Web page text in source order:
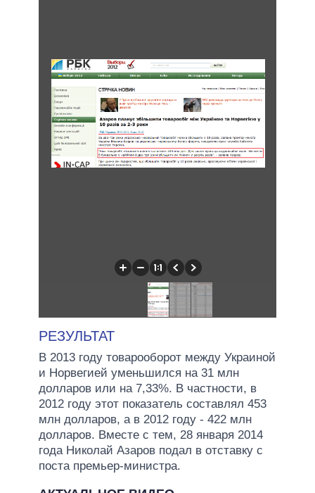
РЕЗУЛЬТАТ
В 2013 году товарооборот между Украиной
и Норвегией уменьшился на 31 млн
долларов или на 7,33%. В частности, в
2012 году этот показатель составлял 453
млн долларов, а в 2012 году - 422 млн
долларов. Вместе с тем, 28 января 2014
года Николай Азаров подал в отставку с
поста премьер-министра.